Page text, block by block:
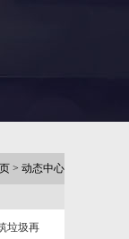
> 动态中心
垃圾再